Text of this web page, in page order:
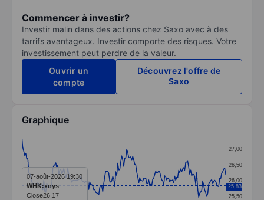
Commencer à investir?
Investir malin dans des actions chez Saxo avec à des
tarrifs avantageux. Investir comporte des risques. Votre
investissement peut perdre de la valeur.
Ouvrir un
compte
Découvrez l'offre de
Saxo
Graphique
Line chart with 205 data points.
The chart has 1 X axis displaying categories.
The chart has 1 Y axis displaying values. Data25,50
26,00
26,50
27,00
25,83
07-août-2026 19:30
WHK:xnys
Close26,17